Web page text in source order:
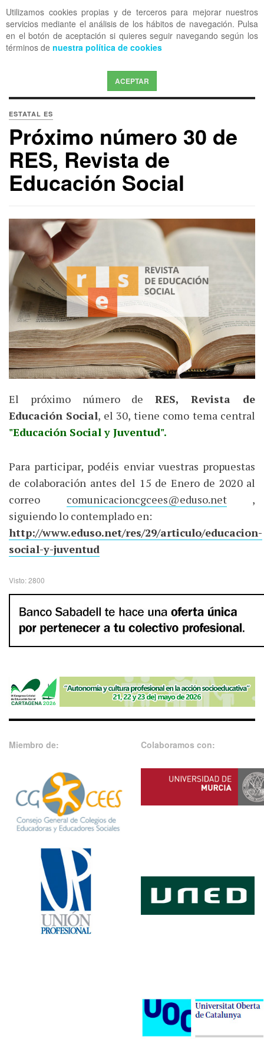
Utilizamos cookies propias y de terceros para mejorar nuestros
servicios mediante el análisis de los hábitos de navegación. Pulsa
en el botón de aceptación si quieres seguir navegando según los
términos de nuestra política de cookies
ACEPTAR
OFF CANVAS
ESTATAL ES
Próximo número 30 de
RES, Revista de
Educación Social
El próximo número deRES, Revista de
Educación Social, el 30, tiene como tema central
"Educación Social y Juventud".
Para participar, podéis enviar vuestras propuestas
de colaboración antes del 15 de Enero de 2020 al
correo comunicacioncgcees@eduso.net,
siguiendo lo contemplado en:
http://www.eduso.net/res/29/articulo/educacion-
social-y-juventud
Visto: 2800
Miembro de: Colaboramos con: